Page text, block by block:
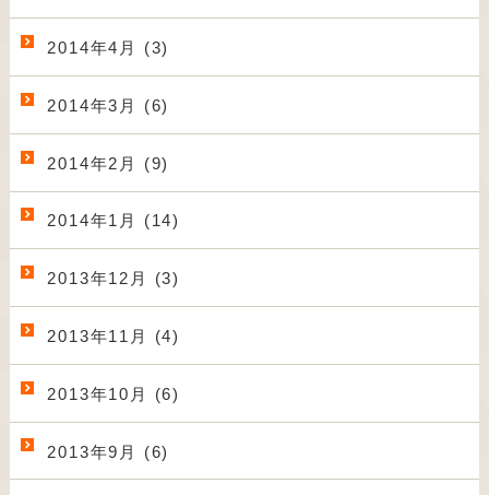
2014年4月 (3)
2014年3月 (6)
2014年2月 (9)
2014年1月 (14)
2013年12月 (3)
2013年11月 (4)
2013年10月 (6)
2013年9月 (6)